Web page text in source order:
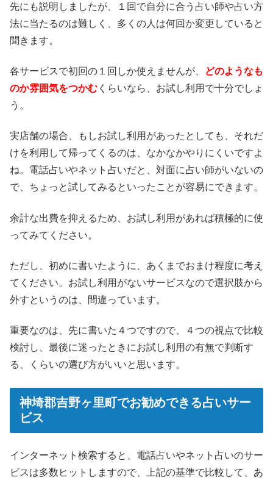
先にも説明しましたが、１回で自分に合う占い師や占い方
法に当たるのは難しく、多くの人は何回か変更していると
聞きます。
各サービスで初回の１回しか使えませんが、
どのようなも
のか雰囲気をつかむ くらいなら、お試し利用で十分でしょ
う。
実店舗の場合、もしお試し利用があったとしても、それだ
けを利用して帰ってくるのは、なかなかやりにくいですよ
ね。電話占いやネット占いだと、対面に占い師がいないの
で、ちょっと試してみるといったことが容易にできます。
余計な出費を抑えるため、お試し利用があれば積極的に使
ってみてください。
ただし、初めに書いたように、あくまでおまけ程度に考え
てください。お試し利用がないサービスなので選択肢から
外すというのは、間違っています。
重要なのは、先に書いた４つですので、４つの視点で比較
検討し、最後に迷ったときにお試し利用の有無で判断す
る、くらいの選び方がいいと思います。
神埼郡吉野ヶ里町でお勧めできる占いサー
ビス
インターネット検索すると、電話占いやネット占いのサー
ビスは多数ヒットしますので、上記の基準で比較して、あ